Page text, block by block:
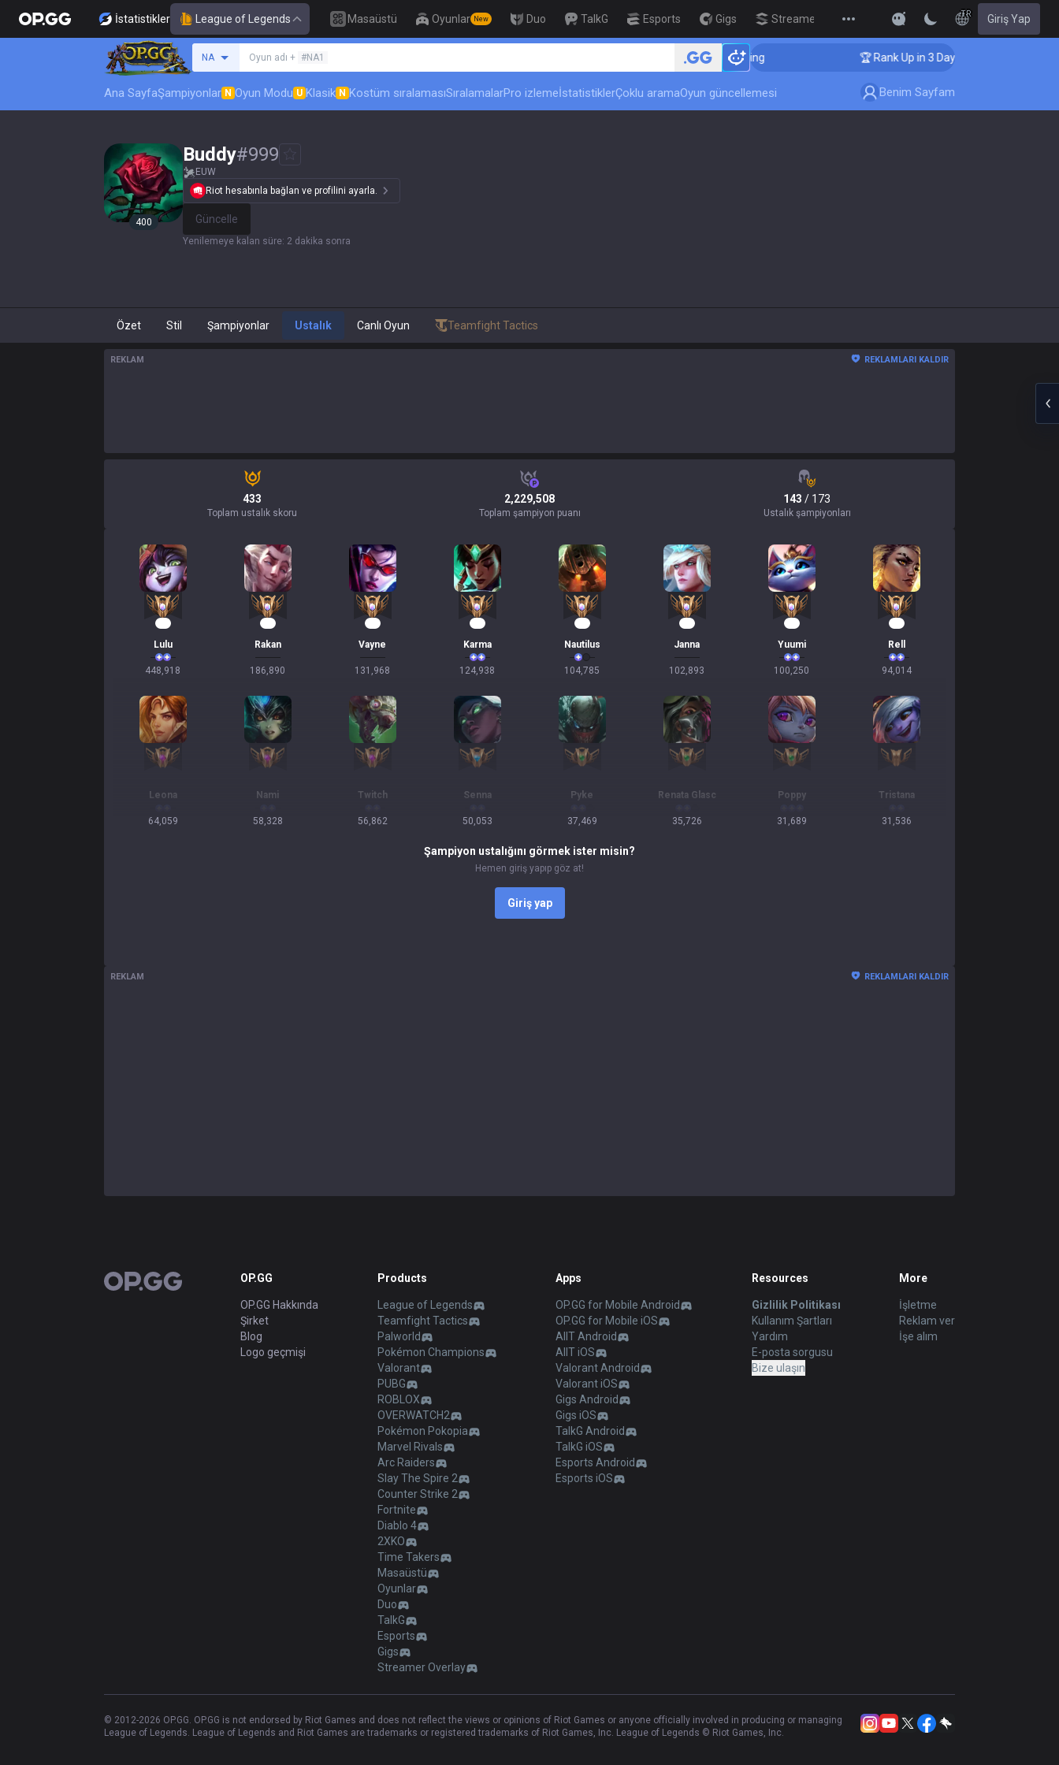
İstatistikler League of Legends Masaüstü Oyunlar New Duo TalkG Esports Gigs Streamer Overlay TR Giriş Yap
NA
Bir summoner ara
Oyun adı + #NA1 🏆 Rank Up in 3 Days! Challenger Coaching 🏆 Rank Up in 3 Days! Challenger Coaching
Ana SayfaŞampiyonlar N Oyun Modu U Klasik N Kostüm sıralamasıSıralamalarPro izlemeİstatistiklerÇoklu aramaOyun güncellemesi Benim Sayfam
400
Buddy#999
EUW
Riot hesabınla bağlan ve profilini ayarla.
Güncelle
Yenilemeye kalan süre: 2 dakika sonra
Özet Stil Şampiyonlar Ustalık Canlı Oyun Teamfight Tactics
REKLAM REKLAMLARI KALDIR
433
Toplam ustalık skoru
2,229,508
Toplam şampiyon puanı
143 / 173
Ustalık şampiyonları
43
Lulu
448,918
19
Rakan
186,890
14
Vayne
131,968
14
Karma
124,938
12
Nautilus
104,785
12
Janna
102,893
11
Yuumi
100,250
11
Rell
94,014
Leona
64,059
Nami
58,328
Twitch
56,862
Senna
50,053
Pyke
37,469
Renata Glasc
35,726
Poppy
31,689
Tristana
31,536
Şampiyon ustalığını görmek ister misin?
Hemen giriş yapıp göz at!
Giriş yap
REKLAM REKLAMLARI KALDIR
OP.GG OP.GG
OP.GG Hakkında
Şirket
Blog
Logo geçmişi
Products
League of Legends
Teamfight Tactics
Palworld
Pokémon Champions
Valorant
PUBG
ROBLOX
OVERWATCH2
Pokémon Pokopia
Marvel Rivals
Arc Raiders
Slay The Spire 2
Counter Strike 2
Fortnite
Diablo 4
2XKO
Time Takers
Masaüstü
Oyunlar
Duo
TalkG
Esports
Gigs
Streamer Overlay
Apps
OP.GG for Mobile Android
OP.GG for Mobile iOS
AllT Android
AllT iOS
Valorant Android
Valorant iOS
Gigs Android
Gigs iOS
TalkG Android
TalkG iOS
Esports Android
Esports iOS
Resources
Gizlilik Politikası
Kullanım Şartları
Yardım
E-posta sorgusu
Bize ulaşın
More
İşletme
Reklam ver
İşe alım
© 2012-2026 OP.GG. OP.GG is not endorsed by Riot Games and does not reflect the views or opinions of Riot Games or anyone officially involved in producing or managing
League of Legends. League of Legends and Riot Games are trademarks or registered trademarks of Riot Games, Inc. League of Legends © Riot Games, Inc.